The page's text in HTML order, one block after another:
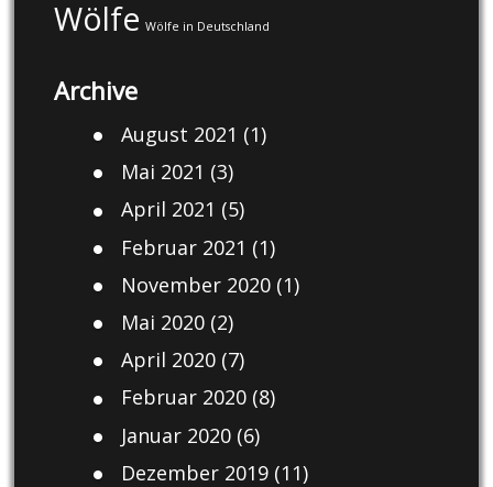
Wölfe Wölfe in Deutschland
Archive
August 2021 (1)
Mai 2021 (3)
April 2021 (5)
Februar 2021 (1)
November 2020(1)
Mai 2020(2)
April 2020(7)
Februar 2020(8)
Januar 2020(6)
Dezember 2019(11)